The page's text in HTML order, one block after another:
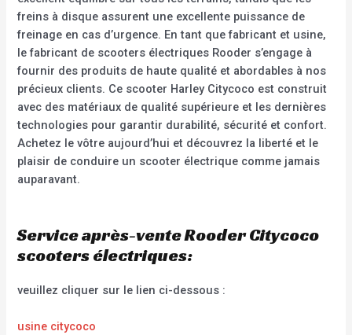
freins à disque assurent une excellente puissance de
freinage en cas d’urgence. En tant que fabricant et usine,
le fabricant de scooters électriques Rooder s’engage à
fournir des produits de haute qualité et abordables à nos
précieux clients. Ce scooter Harley Citycoco est construit
avec des matériaux de qualité supérieure et les dernières
technologies pour garantir durabilité, sécurité et confort.
Achetez le vôtre aujourd’hui et découvrez la liberté et le
plaisir de conduire un scooter électrique comme jamais
auparavant.
Service après-vente Rooder Citycoco
scooters électriques:
veuillez cliquer sur le lien ci-dessous :
usine citycoco